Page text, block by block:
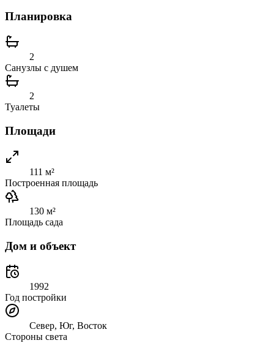
Планировка
2
Санузлы с душем
2
Туалеты
Площади
111 м²
Построенная площадь
130 м²
Площадь сада
Дом и объект
1992
Год постройки
Север, Юг, Восток
Стороны света